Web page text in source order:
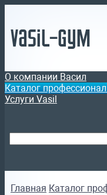
Vasil-Gym
О компании Васил
Каталог
Услуги Vasil
Главная Каталог